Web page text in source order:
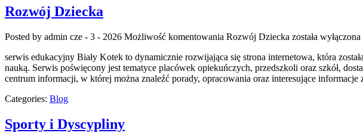
Rozwój Dziecka
Posted by admin cze - 3 - 2026 Możliwość komentowania Rozwój Dziecka została wyłączona
serwis edukacyjny Biały Kotek to dynamicznie rozwijająca się strona internetowa, która
nauką. Serwis poświęcony jest tematyce placówek opiekuńczych, przedszkoli oraz szkół,
centrum informacji, w której można znaleźć porady, opracowania oraz interesujące
Categories: Blog
Sporty i Dyscypliny